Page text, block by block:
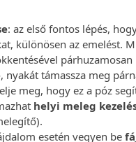
: az első fontos lépés,
különösen az emelést.
, nyakát támassza meg
meg, hogy ez a póz
helyi meleg
esetén vegyen be